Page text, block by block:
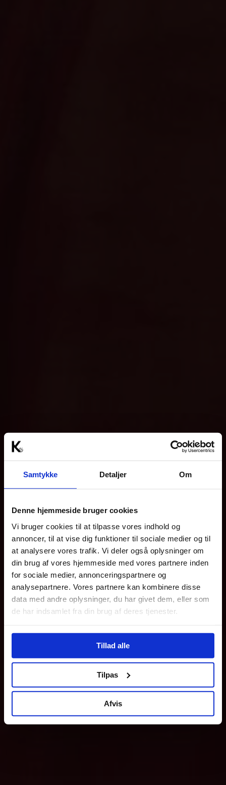
Samtykke Detaljer Om
Denne hjemmeside bruger cookies
Vi bruger cookies til at tilpasse vores indhold og
annoncer, til at vise dig funktioner til sociale medier og til
at analysere vores trafik. Vi deler også oplysninger om
din brug af vores hjemmeside med vores partnere inden
for sociale medier, annonceringspartnere og
analysepartnere. Vores partnere kan kombinere disse
data med andre oplysninger, du har givet dem, eller som
de har indsamlet fra din brug af deres tjenester.
Tillad alle
Tilpas
Afvis